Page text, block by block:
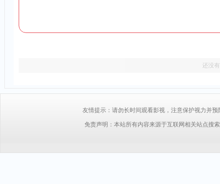
还没
友情提示：请勿长时间观看影视，注意保护视力并
免责声明：本站所有内容来源于互联网相关站点搜